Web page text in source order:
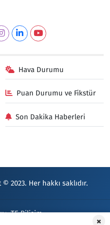
×
Hava Durumu
Puan Durumu ve Fikstür
Son Dakika Haberleri
2023. Her hakkı saklıdır.
TE Bilişim